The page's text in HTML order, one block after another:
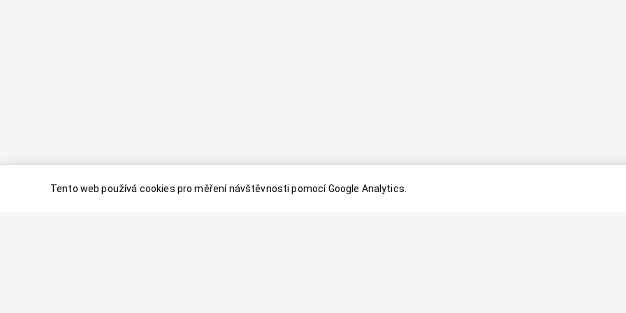
Tento web používá cookies pro měření návštěvnosti pomocí Google Analytics.